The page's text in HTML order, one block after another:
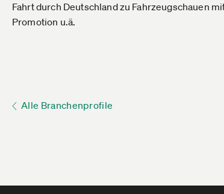
Fahrt durch Deutschland zu Fahrzeugschauen
Promotion u.ä.
Alle Branchenprofile